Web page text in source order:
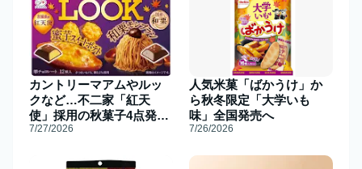
カントリーマアムやルッ
クなど…不二家「紅天
使」採用の秋菓子4点発売
へ
7/27/2026
人気米菓「ばかうけ」か
ら秋冬限定「大学いも
味」全国発売へ
7/26/2026